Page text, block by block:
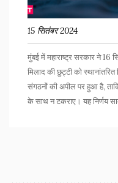
15 सितंबर 2024
मुंबई में महाराष्ट्र सरकार ने
मिलाद की छुट्टी को
संगठनों की अपील पर हुआ है,
के साथ न टकराए। यह निर्णय